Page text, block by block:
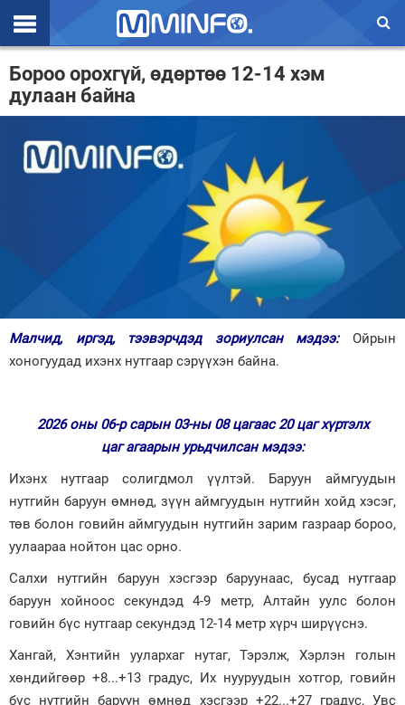
Эхлэл
Цаг агаар
Валют ханш
Улс төр
Нийгэм
Дэлхий
Зурхай
Бороо орохгүй, өдөртөө 12-14 хэм
дулаан байна
Малчид, иргэд, тээвэрчдэд зориулсан мэдээ: Ойрын
хоногуудад ихэнх нутгаар сэрүүхэн байна.
2026 оны 06-р сарын 03-ны 08 цагаас 20 цаг хүртэлх
цаг агаарын урьдчилсан мэдээ:
Ихэнх нутгаар солигдмол үүлтэй. Баруун аймгуудын
нутгийн баруун өмнөд, зүүн аймгуудын нутгийн хойд хэсэг,
төв болон говийн аймгуудын нутгийн зарим газраар бороо,
уулаараа нойтон цас орно.
Салхи нутгийн баруун хэсгээр баруунаас, бусад нутгаар
баруун хойноос секундэд 4-9 метр, Алтайн уулс болон
говийн бүс нутгаар секундэд 12-14 метр хүрч ширүүснэ.
Хангай, Хэнтийн уулархаг нутаг, Тэрэлж, Хэрлэн голын
хөндийгөөр +8...+13 градус, Их нууруудын хотгор, говийн
бүс нутгийн баруун өмнөд хэсгээр +22...+27 градус, Увс